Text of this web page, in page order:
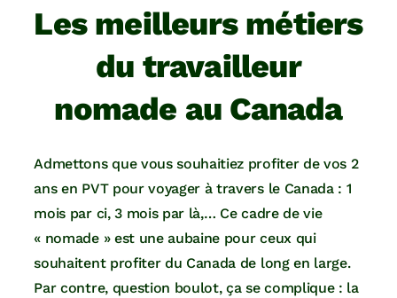
Les meilleurs métiers
du travailleur
nomade au Canada
Admettons que vous souhaitiez profiter de vos 2
ans en PVT pour voyager à travers le Canada : 1
mois par ci, 3 mois par là,… Ce cadre de vie
« nomade » est une aubaine pour ceux qui
souhaitent profiter du Canada de long en large.
Par contre, question boulot, ça se complique : la